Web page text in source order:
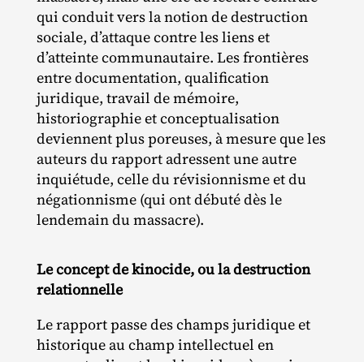
qui conduit vers la notion de destruction
sociale, d’attaque contre les liens et
d’atteinte communautaire. Les frontières
entre documentation, qualification
juridique, travail de mémoire,
historiographie et conceptualisation
deviennent plus poreuses, à mesure que les
auteurs du rapport adressent une autre
inquiétude, celle du révisionnisme et du
négationnisme (qui ont débuté dès le
lendemain du massacre).
Le concept de kinocide, ou la destruction
relationnelle
Le rapport passe des champs juridique et
historique au champ intellectuel en